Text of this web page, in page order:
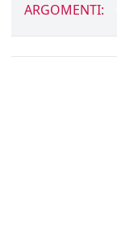
ARGOMENTI: